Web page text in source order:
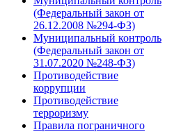
(Федеральный закон от
26.12.2008 №294-ФЗ)
Муниципальный контроль
(Федеральный закон от
31.07.2020 №248-ФЗ)
Противодействие
коррупции
Противодействие
терроризму
Правила пограничного